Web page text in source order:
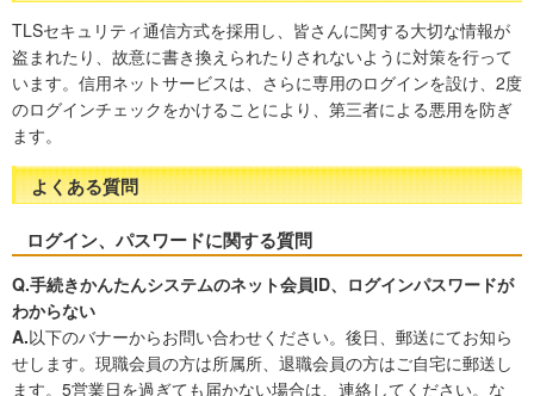
TLSセキュリティ通信方式を採用し、皆さんに関する大切な情報が
盗まれたり、故意に書き換えられたりされないように対策を行って
います。信用ネットサービスは、さらに専用のログインを設け、2度
のログインチェックをかけることにより、第三者による悪用を防ぎ
ます。
よくある質問
ログイン、パスワードに関する質問
Q.手続きかんたんシステムのネット会員ID、ログインパスワードが
わからない
A.以下のバナーからお問い合わせください。後日、郵送にてお知ら
せします。現職会員の方は所属所、退職会員の方はご自宅に郵送し
ます。5営業日を過ぎても届かない場合は、連絡してください。な